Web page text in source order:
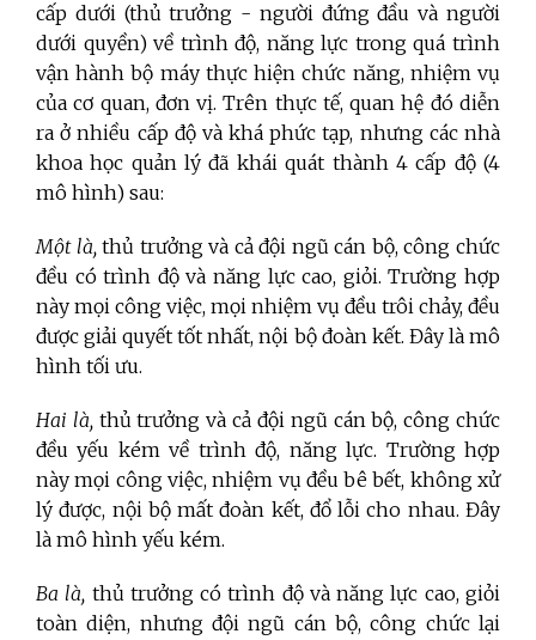
cấp dưới (thủ trưởng - người đứng đầu và người
dưới quyền) về trình độ, năng lực trong quá trình
vận hành bộ máy thực hiện chức năng, nhiệm vụ
của cơ quan, đơn vị. Trên thực tế, quan hệ đó diễn
ra ở nhiều cấp độ và khá phức tạp, nhưng các nhà
khoa học quản lý đã khái quát thành 4 cấp độ (4
mô hình) sau:
Một là,thủ trưởng và cả đội ngũ cán bộ, công chức
đều có trình độ và năng lực cao, giỏi. Trường hợp
này mọi công việc, mọi nhiệm vụ đều trôi chảy, đều
được giải quyết tốt nhất, nội bộ đoàn kết. Đây là mô
hình tối ưu.
Hai là, thủ trưởng và cả đội ngũ cán bộ, công chức
đều yếu kém về trình độ, năng lực. Trường hợp
này mọi công việc, nhiệm vụ đều bê bết, không xử
lý được, nội bộ mất đoàn kết, đổ lỗi cho nhau. Đây
là mô hình yếu kém.
Ba là, thủ trưởng có trình độ và năng lực cao, giỏi
toàn diện, nhưng đội ngũ cán bộ, công chức lại